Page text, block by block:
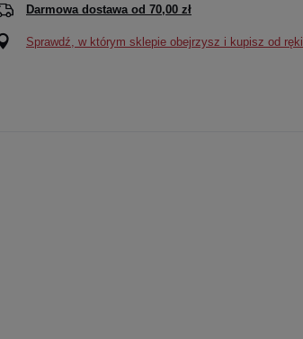
Darmowa dostawa od 70,00 zł
Sprawdź, w którym sklepie obejrzysz i kupisz od ręki